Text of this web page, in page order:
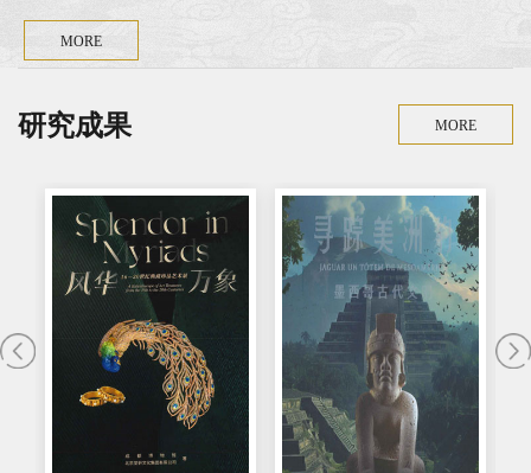
老天文台——陶寺观象台的证认工作，目前主要从事考古天文学与历史天文学
研究。 2019年11月30日下午，成都博物馆的学术报告厅，一场“刷新”大家认
知的讲座正在进行。特邀主持人罗丹用一段诙谐又富...
MORE
研究成果 MORE